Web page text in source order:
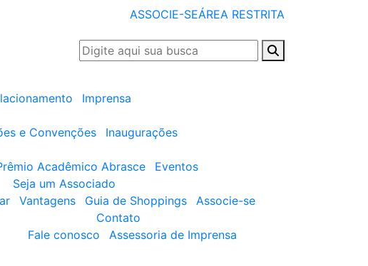
ASSOCIE-SEÁREA RESTRITA
Imprensa
e Convenções
Inaugurações
Acadêmico Abrasce
Eventos
Seja um Associado
Vantagens Guia de Shoppings
Associe-se
Contato
Fale conosco
Assessoria de Imprensa